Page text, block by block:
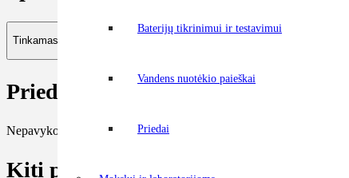
Baterijų tikrinimui ir testavimui
Vandens nuotėkio paieškai
Priedai
Tinkamas prietaisams
Priedai
Nepavyko rasti.
Kiti panašūs produktai